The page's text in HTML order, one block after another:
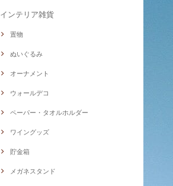
インテリア雑貨
置物
ぬいぐるみ
オーナメント
ウォールデコ
ペーパー・タオルホルダー
ワイングッズ
貯金箱
メガネスタンド